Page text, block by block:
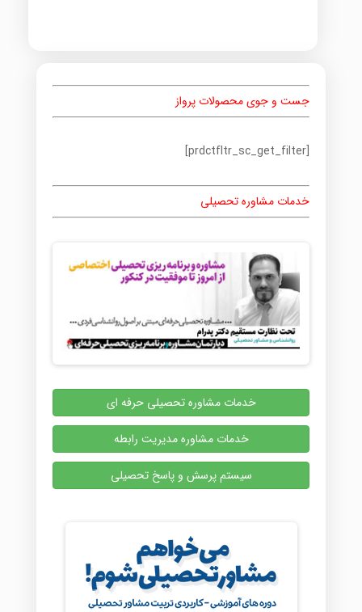
جست و جوی محصولات پرواز
[prdctfltr_sc_get_filter]
خدمات مشاوره تحصیلی
خدمات مشاوره تحصیلی حرفه ای
خدمات مشاوره مدیریت رابطه
سیستم پرسش و پاسخ تحصیلی